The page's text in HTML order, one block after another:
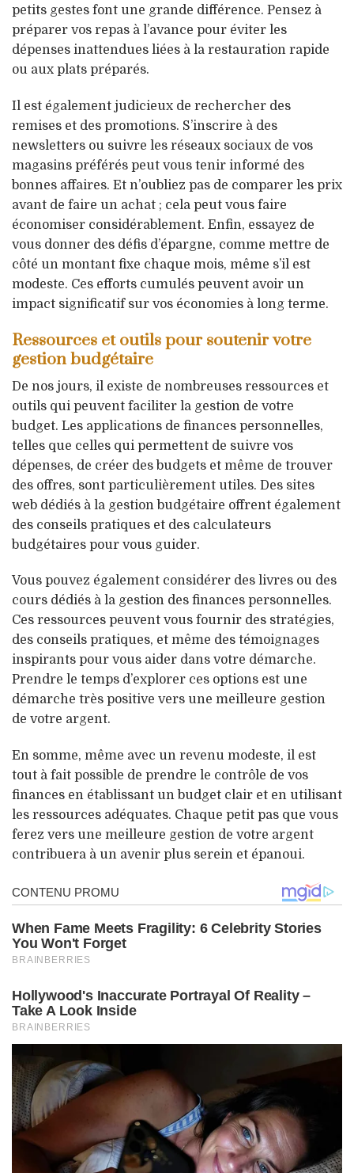
petits gestes font une grande différence. Pensez à
préparer vos repas à l’avance pour éviter les
dépenses inattendues liées à la restauration rapide
ou aux plats préparés.
Il est également judicieux de rechercher des
remises et des promotions. S’inscrire à des
newsletters ou suivre les réseaux sociaux de vos
magasins préférés peut vous tenir informé des
bonnes affaires. Et n’oubliez pas de comparer les prix
avant de faire un achat ; cela peut vous faire
économiser considérablement. Enfin, essayez de
vous donner des défis d’épargne, comme mettre de
côté un montant fixe chaque mois, même s’il est
modeste. Ces efforts cumulés peuvent avoir un
impact significatif sur vos économies à long terme.
Ressources et outils pour soutenir votre
gestion budgétaire
De nos jours, il existe de nombreuses ressources et
outils qui peuvent faciliter la gestion de votre
budget. Les applications de finances personnelles,
telles que celles qui permettent de suivre vos
dépenses, de créer des budgets et même de trouver
des offres, sont particulièrement utiles. Des sites
web dédiés à la gestion budgétaire offrent également
des conseils pratiques et des calculateurs
budgétaires pour vous guider.
Vous pouvez également considérer des livres ou des
cours dédiés à la gestion des finances personnelles.
Ces ressources peuvent vous fournir des stratégies,
des conseils pratiques, et même des témoignages
inspirants pour vous aider dans votre démarche.
Prendre le temps d’explorer ces options est une
démarche très positive vers une meilleure gestion
de votre argent.
En somme, même avec un revenu modeste, il est
tout à fait possible de prendre le contrôle de vos
finances en établissant un budget clair et en utilisant
les ressources adéquates. Chaque petit pas que vous
ferez vers une meilleure gestion de votre argent
contribuera à un avenir plus serein et épanoui.